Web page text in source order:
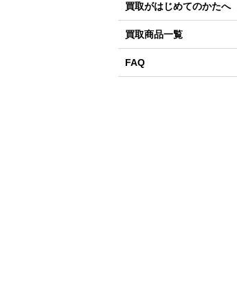
買取がはじめてのかたへ
買取商品一覧
FAQ